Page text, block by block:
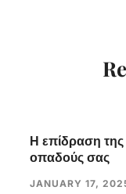
Η επίδραση της
οπαδούς σας
JANUARY 17,